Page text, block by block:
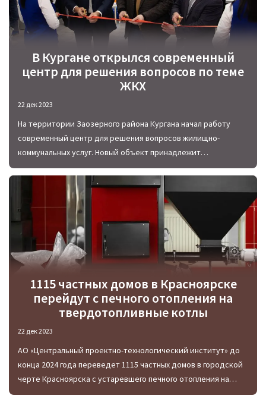
В Кургане открылся современный
центр для решения вопросов по теме
ЖКХ
22 дек 2023
На территории Заозерного района Кургана начал работу
современный центр для решения вопросов жилищно-
коммунальных услуг. Новый объект принадлежит
энергосбытовой компании «Восток» и приглашает горожан
воспользоваться широким каталогом услуг.
1115 частных домов в Красноярске
перейдут с печного отопления на
твердотопливные котлы
22 дек 2023
АО «Центральный проектно-технологический институт» до
конца 2024 года переведет 1115 частных домов в городской
черте Красноярска с устаревшего печного отопления на
теплоснабжение за счет твердотопливных котлов.